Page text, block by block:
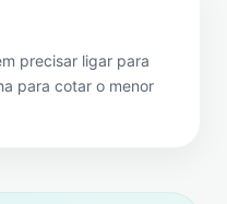
precisar ligar para
para cotar o menor